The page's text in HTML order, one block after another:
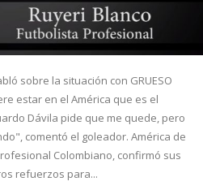
sobre la situación con GRUESO
estar en el América que es el
Dávila pide que me quede, pero
comentó el goleador. América de
Colombiano, confirmó sus
refuerzos para...